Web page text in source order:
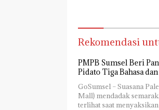
Rekomendasi
PMPB Sumsel Beri
Pidato Tiga Bahasa
GoSumsel – Suasana
Mall) mendadak
terlihat saat